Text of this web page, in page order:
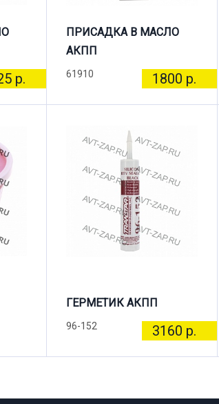
р.
ПРИСАДКА В МАСЛО
АКПП
61910 1800 р.
ГЕРМЕТИК АКПП
96-152 3160 р.